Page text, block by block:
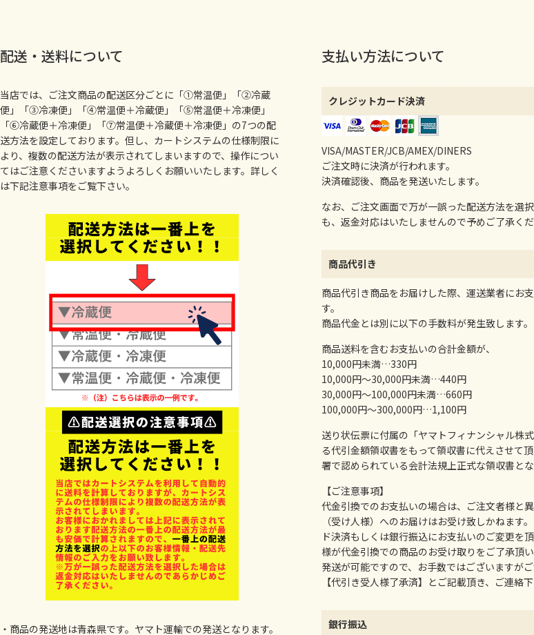
配送・送料について
当店では、ご注文商品の配送区分ごとに「①常温便」「②冷蔵
便」「③冷凍便」「④常温便＋冷蔵便」「⑤常温便＋冷凍便」
「⑥冷蔵便＋冷凍便」「⑦常温便＋冷蔵便＋冷凍便」の7つの配
送方法を設定しております。但し、カートシステムの仕様制限に
より、複数の配送方法が表示されてしまいますので、操作につい
てはご注意くださいますようよろしくお願いいたします。詳しく
は下記注意事項をご覧下さい。
・商品の発送地は青森県です。ヤマト運輸での発送となります。
支払い方法について
クレジットカード決済
VISA/MASTER/JCB/AMEX/DINERS
ご注文時に決済が行われます。
決済確認後、商品を発送いたします。
なお、ご注文画面で万が一誤った配送方法を選
も、返金対応はいたしませんので予めご了承くだ
商品代引き
商品代引き商品をお届けした際、運送業者にお
す。
商品代金とは別に以下の手数料が発生致します。
商品送料を含むお支払いの合計金額が、
10,000円未満…330円
10,000円～30,000円未満…440円
30,000円～100,000円未満…660円
100,000円～300,000円…1,100円
送り状伝票に付属の「ヤマトフィナンシャル株
る代引金額領収書をもって領収書に代えさせて
署で認められている会計法規上正式な領収書とな
【ご注意事項】
代金引換でのお支払いの場合は、ご注文者様と
（受け人様）へのお届けはお受け致しかねます
ド決済もしくは銀行振込にお支払いのご変更を
様が代金引換での商品のお受け取りをご了承頂
発送が可能ですので、お手数ではございますが
【代引き受人様了承済】とご記載頂き、ご連絡下
銀行振込